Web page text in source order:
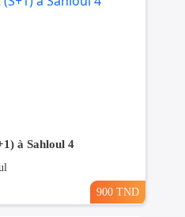
à Sahloul 4
900 TND